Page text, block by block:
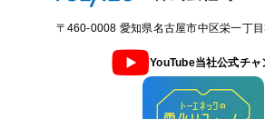
〒436-0018 静岡県掛川市葵町1-1
〒510-0201 三重県鈴鹿市稲生町字正助
〒501-4223 岐阜県郡上市八幡町稲成字
〒385-0011 長野県佐久市猿久保字野馬
旭シンクロテック インドネシアPT.ASAHI
〒460-0008 愛知県名古屋市中区栄一丁
YouTube当社公式チャ